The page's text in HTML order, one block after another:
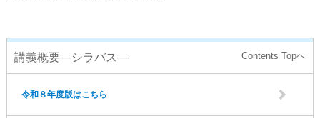
講義概要―シラバス―
令和８年度版はこちら